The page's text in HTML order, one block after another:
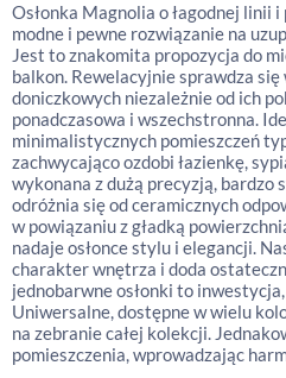
Osłonka Magnolia o łagodnej linii
modne i pewne rozwiązanie na
Jest to znakomita propozycja do
balkon. Rewelacyjnie sprawdza
doniczkowych niezależnie od ich
ponadczasowa i wszechstronna.
minimalistycznych pomieszczeń
zachwycająco ozdobi łazienkę,
wykonana z dużą precyzją, bardzo
odróżnia się od ceramicznych
w powiązaniu z gładką
nadaje osłonce stylu i elegancji.
charakter wnętrza i doda
jednobarwne osłonki to
Uniwersalne, dostępne w wielu
na zebranie całej kolekcji.
pomieszczenia, wprowadzając